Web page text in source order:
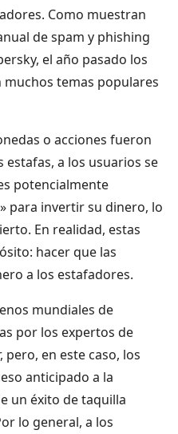
Como muestran
de spam y phishing
el año pasado los
temas populares
o acciones fueron
estafas, a los usuarios se
potencialmente
para invertir su dinero, lo
En realidad, estas
hacer que las
a los estafadores.
mundiales de
por los expertos de
pero, en este caso, los
anticipado a la
un éxito de taquilla
lo general, a los